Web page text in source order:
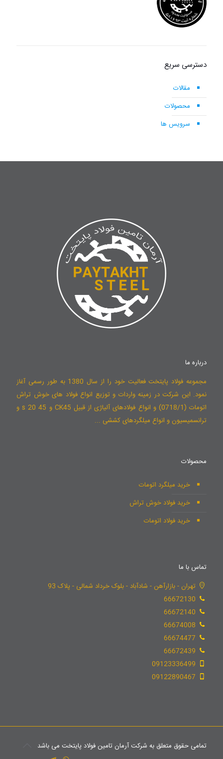
دسترسی سریع
مقالات
محصولات
سرویس ها
درباره ما
مجموعه فولاد پایتخت فعالیت خود را از سال 1380 به طور رسمی آغاز
نمود. این شرکت در زمینه واردات و توزیع انواع فولاد های خوش تراش
اتومات (0718/1) و انواع فولادهای آلیاژی از قبیل CK45 و 45 s 20 و
ترانسمیسیون و انواع میلگردهای کششی ...
محصولات
خرید میلگرد اتومات
خرید فولاد خوش تراش
خرید فولاد اتومات
تماس با ما
تهران - بازارآهن - شادآباد - بلوک خرداد شمالی - پلاک 93
تمامی حقوق متعلق به شرکت آرمان تامین فولاد پایتخت می باشد